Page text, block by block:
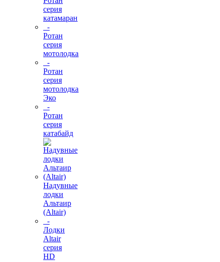
серия
катамаран
-
Ротан
серия
мотолодка
-
Ротан
серия
мотолодка
Эко
-
Ротан
серия
катабайд
Надувные
лодки
Альтаир
(Altair)
-
Лодки
Altair
серия
HD